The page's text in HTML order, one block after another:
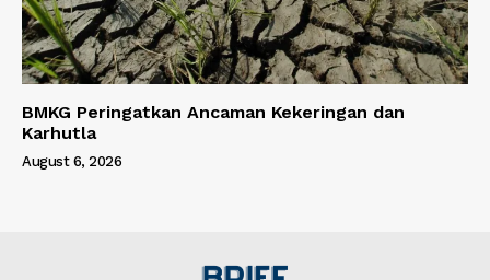
BMKG Peringatkan Ancaman Kekeringan dan
Karhutla
August 6, 2026